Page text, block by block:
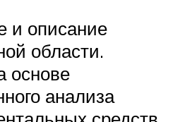
и описание
области.
основе
анализа